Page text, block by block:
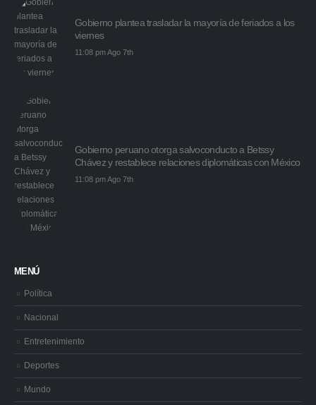
Gobierno plantea trasladar la mayoría de feriados a los
viernes
11:08 pm Ago 7th
Gobierno peruano otorga salvoconducto a Betssy
Chávez y restablece relaciones diplomáticas con México
11:08 pm Ago 7th
MENÚ
Política
Nacional
Entretenimiento
Deportes
Mundo